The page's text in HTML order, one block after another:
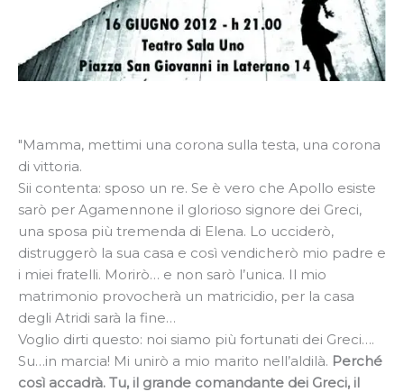
"Mamma, mettimi una corona sulla testa, una corona
di vittoria.
Sii contenta: sposo un re. Se è vero che Apollo esiste
sarò per Agamennone il glorioso signore dei Greci,
una sposa più tremenda di Elena. Lo ucciderò,
distruggerò la sua casa e così vendicherò mio padre e
i miei fratelli. Morirò… e non sarò l’unica. Il mio
matrimonio provocherà un matricidio, per la casa
degli Atridi sarà la fine…
Voglio dirti questo: noi siamo più fortunati dei Greci….
Su…in marcia! Mi unirò a mio marito nell’aldilà. Perché
così accadrà. Tu, il grande comandante dei Greci, il